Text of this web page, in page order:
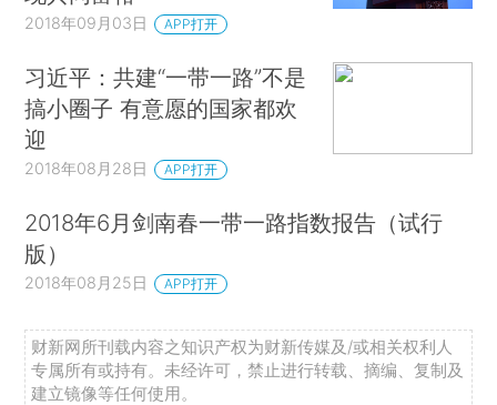
2018年09月03日 APP打开
习近平：共建“一带一路”不是
搞小圈子 有意愿的国家都欢
迎
2018年08月28日 APP打开
2018年6月剑南春一带一路指数报告（试行
版）
2018年08月25日 APP打开
财新网所刊载内容之知识产权为财新传媒及/或相关权利人
专属所有或持有。未经许可，禁止进行转载、摘编、复制及
建立镜像等任何使用。